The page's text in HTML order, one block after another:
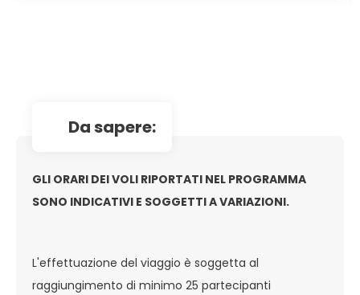
da sapere:
GLI ORARI DEI VOLI RIPORTATI NEL PROGRAMMA
SONO INDICATIVI E SOGGETTI A VARIAZIONI.
L'effettuazione del viaggio è soggetta al
raggiungimento di minimo 25 partecipanti